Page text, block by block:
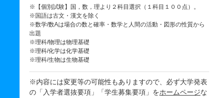
※【個別試験】国，数，理より２科目選択（１科目１００点）。
※国語は古文・漢文を除く
※数学/数Aは場合の数と確率・数学と人間の活動・図形の性質から
出題
※理科/物理は物理基礎
※理科/化学は化学基礎
※理科/生物は生物基礎
※内容には変更等の可能性もありますので、必ず大学発表
の「入学者選抜要項」「学生募集要項」をホームページな